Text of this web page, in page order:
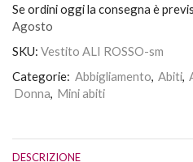
Se ordini oggi la consegna è
Agosto
SKU: Vestito ALI ROSSO-sm
Categorie: Abbigliamento, Abiti,
Donna, Mini abiti
DESCRIZIONE